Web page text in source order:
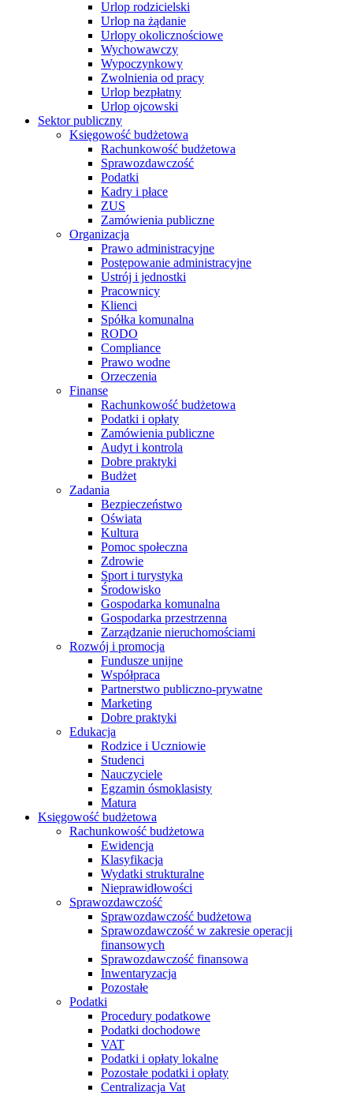
Urlop rodzicielski
Urlop na żądanie
Urlopy okolicznościowe
Wychowawczy
Wypoczynkowy
Zwolnienia od pracy
Urlop bezpłatny
Urlop ojcowski
Sektor publiczny
Księgowość budżetowa
Rachunkowość budżetowa
Sprawozdawczość
Podatki
Kadry i płace
ZUS
Zamówienia publiczne
Organizacja
Prawo administracyjne
Postępowanie administracyjne
Ustrój i jednostki
Pracownicy
Klienci
Spółka komunalna
RODO
Compliance
Prawo wodne
Orzeczenia
Finanse
Rachunkowość budżetowa
Podatki i opłaty
Zamówienia publiczne
Audyt i kontrola
Dobre praktyki
Budżet
Zadania
Bezpieczeństwo
Oświata
Kultura
Pomoc społeczna
Zdrowie
Sport i turystyka
Środowisko
Gospodarka komunalna
Gospodarka przestrzenna
Zarządzanie nieruchomościami
Rozwój i promocja
Fundusze unijne
Współpraca
Partnerstwo publiczno-prywatne
Marketing
Dobre praktyki
Edukacja
Rodzice i Uczniowie
Studenci
Nauczyciele
Egzamin ósmoklasisty
Matura
Księgowość budżetowa
Rachunkowość budżetowa
Ewidencja
Klasyfikacja
Wydatki strukturalne
Nieprawidłowości
Sprawozdawczość
Sprawozdawczość budżetowa
Sprawozdawczość w zakresie operacji
finansowych
Sprawozdawczość finansowa
Inwentaryzacja
Pozostałe
Podatki
Procedury podatkowe
Podatki dochodowe
VAT
Podatki i opłaty lokalne
Pozostałe podatki i opłaty
Centralizacja Vat